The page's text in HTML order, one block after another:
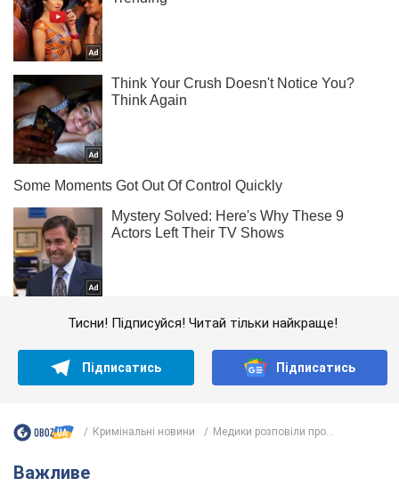
Тисни! Підписуйся! Читай тільки найкраще!
Підписатись Підписатись
Кримінальні новини Медики розповіли про...
Важливе